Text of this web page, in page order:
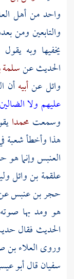
واحد من أهل
والتابعين ومن
يخفيها وبه يقول
الحديث عن
وائلعنأبيهأن
عليهم ولا الضالين
وسمعت محمدا
هذا وأخطأشعبة
العنبسوإنما هو
علقمة بن وائل
حجر بن عنبس
هو ومد بها
الحديث فقال
وروىالعلاء
سفيانقال أبو